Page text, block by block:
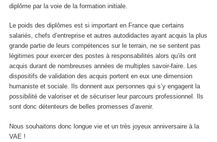
diplôme par la voie de la formation initiale.
Le poids des diplômes est si important en France que certains
salariés, chefs d’entreprise et autres autodidactes ayant acquis la plus
grande partie de leurs compétences sur le terrain, ne se sentent pas
légitimes pour exercer des postes à responsabilités alors qu’ils ont
acquis durant de nombreuses années de multiples savoir-faire. Les
dispositifs de validation des acquis portent en eux une dimension
humaniste et sociale. Ils donnent aux personnes qui s’y engagent la
possibilité de valoriser et de sécuriser leur parcours professionnel. Ils
sont donc détenteurs de belles promesses d’avenir.
Nous souhaitons donc longue vie et un très joyeux anniversaire à la
VAE !